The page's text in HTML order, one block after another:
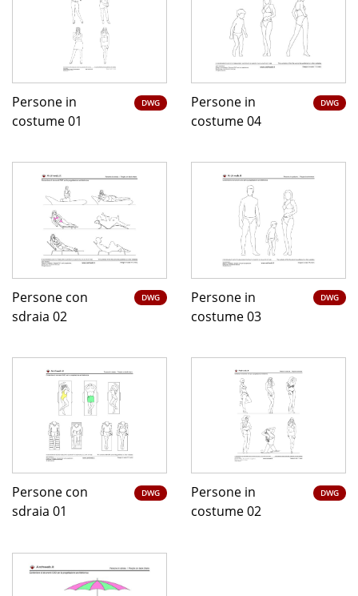
Persone in
costume 01
DWG
Persone in
costume 04
DWG
Persone con
sdraia 02
DWG
Persone in
costume 03
DWG
Persone con
sdraia 01
DWG
Persone in
costume 02
DWG